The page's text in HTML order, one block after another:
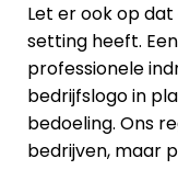
Let er ook op
setting heeft.
professionele
bedrijfslogo in
bedoeling. Ons
bedrijven, maar